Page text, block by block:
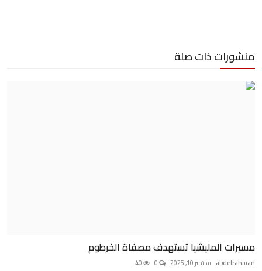
منشورات ذات صلة
مسيرات المليشيا تستهدف مصفاة الخرطوم
abdelrahman سبتمبر 10, 2025